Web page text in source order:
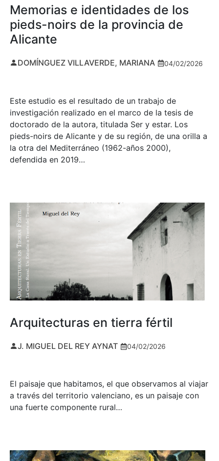
Memorias e identidades de los
pieds-noirs de la provincia de
Alicante
DOMÍNGUEZ VILLAVERDE, MARIANA 04/02/2026
Este estudio es el resultado de un trabajo de
investigación realizado en el marco de la tesis de
doctorado de la autora, titulada Ser y estar. Los
pieds-noirs de Alicante y de su región, de una orilla a
la otra del Mediterráneo (1962-años 2000),
defendida en 2019…
Arquitecturas en tierra fértil
J. MIGUEL DEL REY AYNAT 04/02/2026
El paisaje que habitamos, el que observamos al viajar
a través del territorio valenciano, es un paisaje con
una fuerte componente rural…